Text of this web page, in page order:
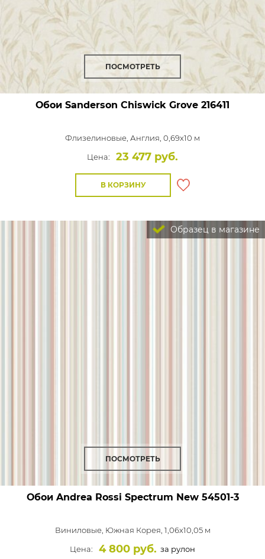
ПОСМОТРЕТЬ
Обои Sanderson Chiswick Grove 216411
Флизелиновые, Англия, 0,69x10 м
Цена:
23 477 руб.
В КОРЗИНУ
Образец в магазине
ПОСМОТРЕТЬ
Обои Andrea Rossi Spectrum New54501-3
Виниловые, Южная Корея, 1,06x10,05 м
Цена:
4 800 руб. за рулон